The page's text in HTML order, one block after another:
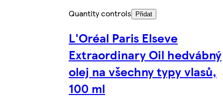
Quantity controls
Přidat
L'Oréal Paris Elseve
Extraordinary Oil hedvábný
olej na všechny typy vlasů,
100 ml